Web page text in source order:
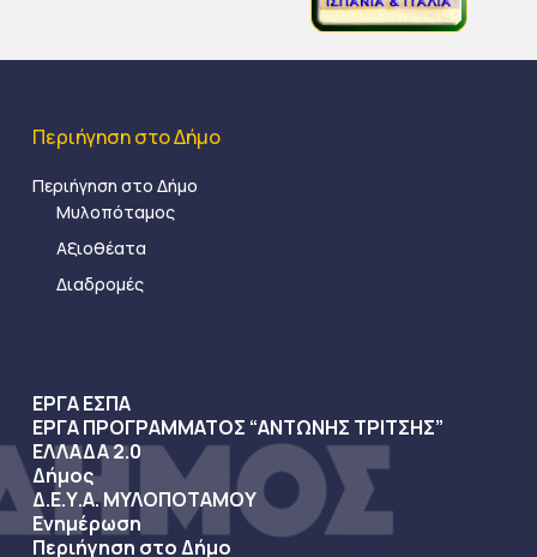
Περιήγηση στο Δήμο
Περιήγηση στο Δήμο
Μυλοπόταμος
Αξιοθέατα
Διαδρομές
ΕΡΓΑ ΕΣΠΑ
ΕΡΓΑ ΠΡΟΓΡΑΜΜΑΤΟΣ “ΑΝΤΩΝΗΣ ΤΡΙΤΣΗΣ”
ΕΛΛΑΔΑ 2.0
Δήμος
Δ.Ε.Υ.Α. ΜΥΛΟΠΟΤΑΜΟΥ
Ενημέρωση
Περιήγηση στο Δήμο